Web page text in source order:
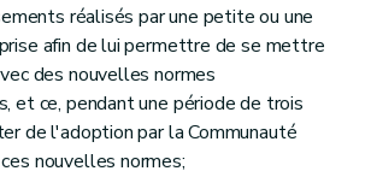
réalisés par une petite ou une
afin de lui permettre de se mettre
des nouvelles normes
et ce, pendant une période de trois
de l'adoption par la Communauté
nouvelles normes;